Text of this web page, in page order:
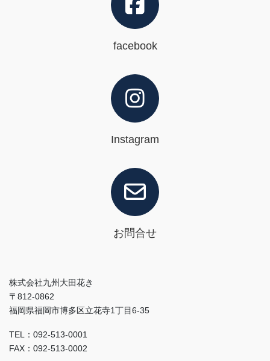
facebook
Instagram
お問合せ
株式会社九州大田花き
〒812-0862
福岡県福岡市博多区立花寺1丁目6-35
TEL：092-513-0001
FAX：092-513-0002